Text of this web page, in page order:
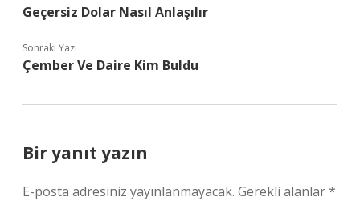
Geçersiz Dolar Nasıl Anlaşılır
Sonraki Yazı
Çember Ve Daire Kim Buldu
Bir yanıt yazın
E-posta adresiniz yayınlanmayacak. Gerekli alanlar*